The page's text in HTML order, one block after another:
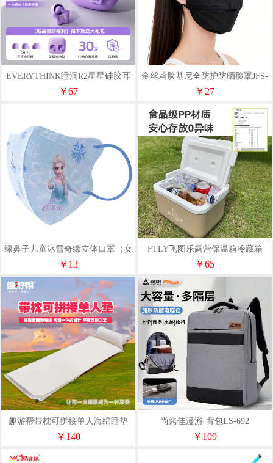
EVERYTHINK睡洞R2星星硅胶耳
塞
￥67
金丝莉脸基尼全防护防晒脸罩JFS-
1531
￥27
绿鼻子儿童冰雪奇缘立体口罩（女
款）
￥13
FTLY飞图乐露营保温箱冷藏箱
5LBWX0001
￥65
趣游帮带枕可拼接单人海绵睡垫
Y28-D38
￥140
尚烤佳漫游·背包LS-692
￥109